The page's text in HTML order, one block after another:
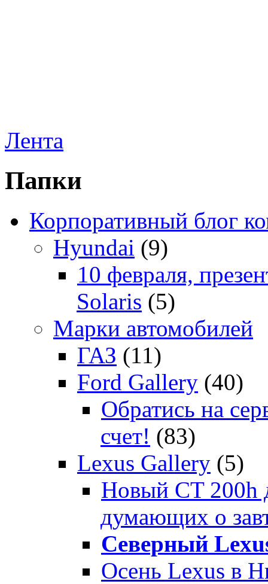
Лента
Папки
Корпоративный блог
Hyundai (9)
10 февраля,
Solaris (5)
Марки автомобилей
ГАЗ (11)
Ford Gallery (40)
Обратись на
счет! (83)
Lexus Gallery (5)
Новый CT 200h
думающих о
Северный
Осень Lexus в